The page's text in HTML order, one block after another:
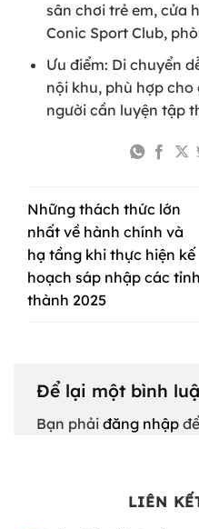
sân chơi trẻ em, cửa
Conic Sport Club,
Ưu điểm: Di chuyển
nội khu, phù hợp
người cần luyện tập
Những thách thức lớn
nhất về hành chính và
hạ tầng khi thực hiện kế
hoạch sáp nhập các tỉnh
thành 2025
Để lại một bình
Bạn phải đăng nhập
LIÊN